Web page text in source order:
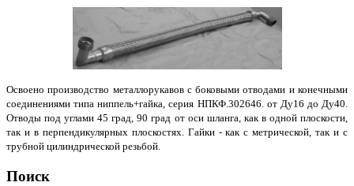
Освоено производство металлорукавов с боковыми отводами и конечными
соединениями типа ниппель+гайка, серия НПКФ.302646. от Ду16 до Ду40.
Отводы под углами 45 град, 90 град от оси шланга, как в одной плоскости,
так и в перпендикулярных плоскостях. Гайки - как с метрической, так и с
трубной цилиндрической резьбой.
Поиск